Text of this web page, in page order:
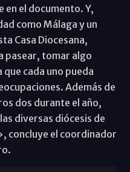
en el documento. Y,
como Málaga y un
Casa Diocesana,
pasear, tomar algo
cada uno pueda
Además de
dos durante el año,
diversas diócesis de
concluye el coordinador